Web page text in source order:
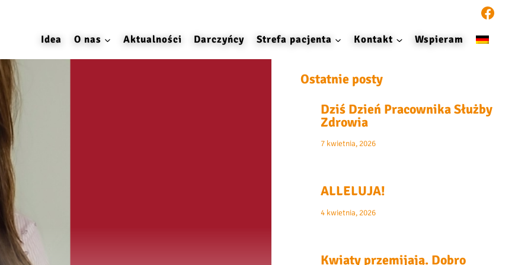
Idea O nas Aktualności Darczyńcy Strefa pacjenta Kontakt Wspieram
Ostatnie posty
Dziś Dzień Pracownika Służby
Zdrowia
7 kwietnia, 2026
ALLELUJA!
4 kwietnia, 2026
Kwiaty przemijają. Dobro